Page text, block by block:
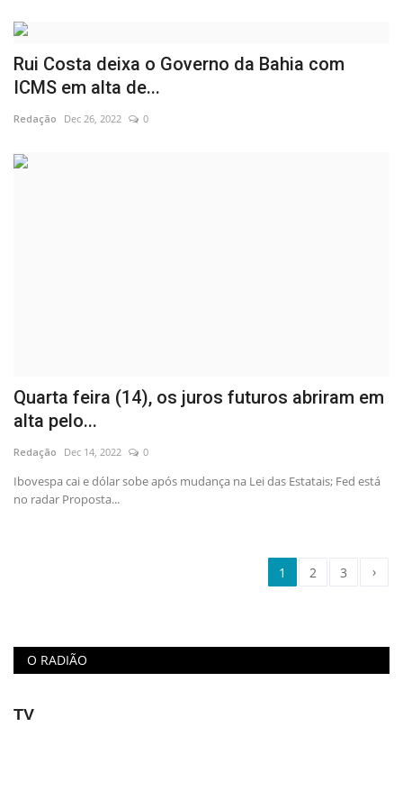
Rui Costa deixa o Governo da Bahia com
ICMS em alta de...
Redação Dec 26, 2022 0
Quarta feira (14), os juros futuros abriram em
alta pelo...
Redação Dec 14, 2022 0
Ibovespa cai e dólar sobe após mudança na Lei das Estatais; Fed está
no radar Proposta...
1 2 3 ›
O RADIÃO
TV